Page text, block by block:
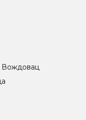
Вождовац